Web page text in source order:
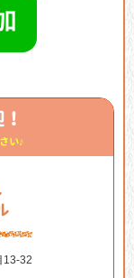
い♪
13-32